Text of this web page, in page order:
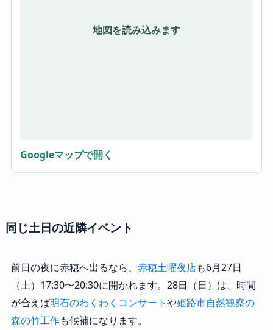
地図を読み込みます
Googleマップで開く
同じ土日の近隣イベント
前日の夜に赤穂へ出るなら、 赤穂土曜夜店も6月27日
（土）17:30〜20:30に開かれます。28日（日）は、時間
が合えば明石のわくわくコンサートや姫路市自然観察の
森の竹工作も候補になります。